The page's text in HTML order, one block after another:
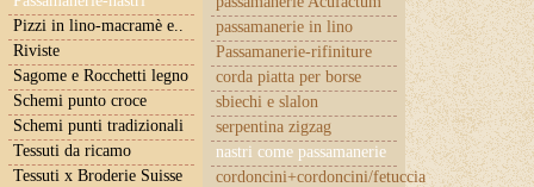
passamanerie in lino
Passamanerie-rifiniture
corda piatta per borse
sbiechi e slalon
serpentina zigzag
nastri come passamanerie
cordoncini+cordoncini/fetuccia
Pizzi in lino-macramè e..
Riviste
Sagome e Rocchetti legno
Schemi punto croce
Schemi punti tradizionali
Tessuti da ricamo
Tessuti x Broderie Suisse